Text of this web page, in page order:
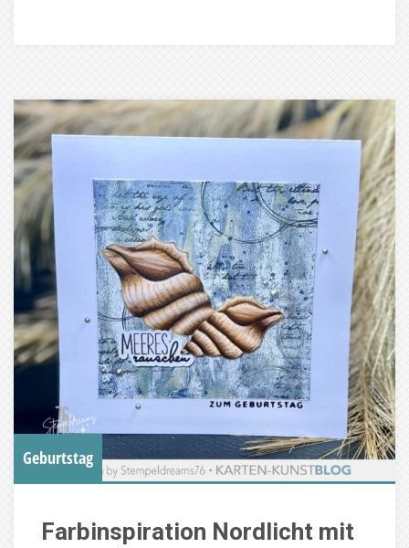
Geburtstag
Farbinspiration Nordlicht mit